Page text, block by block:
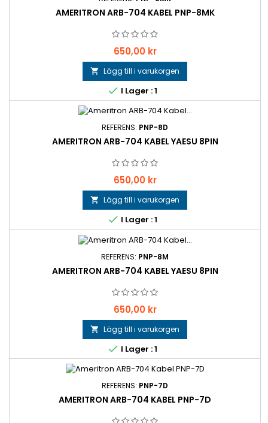
AMERITRON ARB-704 KABEL PNP-8MK
Pris
650,00 kr
 Lägg till i varukorgen
 I Lager : 1
REFERENS: PNP-8D
AMERITRON ARB-704 KABEL YAESU 8PIN
Pris
650,00 kr
 Lägg till i varukorgen
 I Lager : 1
REFERENS: PNP-8M
AMERITRON ARB-704 KABEL YAESU 8PIN
Pris
650,00 kr
 Lägg till i varukorgen
 I Lager : 1
REFERENS: PNP-7D
AMERITRON ARB-704 KABEL PNP-7D